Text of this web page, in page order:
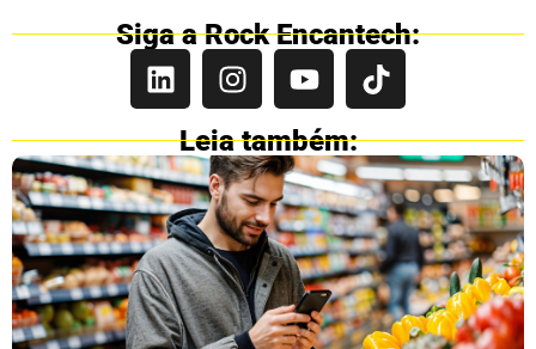
Siga a Rock Encantech:
Leia também: